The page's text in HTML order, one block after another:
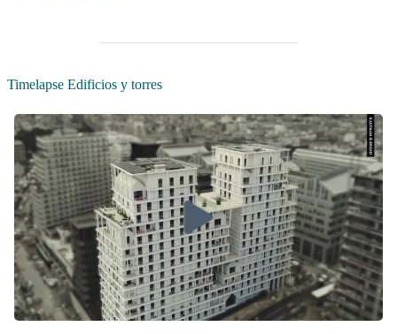
Timelapse Edificios y torres